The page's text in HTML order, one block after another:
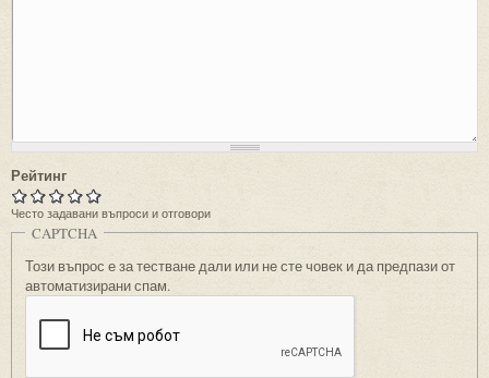
Рейтинг
Често задавани въпроси и отговори
CAPTCHA
Този въпрос е за тестване дали или не сте човек и да предпази от
автоматизирани спам.